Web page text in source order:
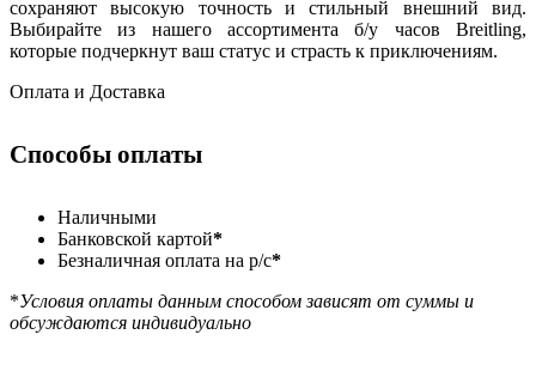
сохраняют высокую точность и стильный внешний вид.
Выбирайте из нашего ассортимента б/у часов Breitling,
которые подчеркнут ваш статус и страсть к приключениям.
Оплата и Доставка
Способы оплаты
Наличными
Банковской картой*
Безналичная оплата на р/с*
*Условия оплаты данным способом зависят от суммы и
обсуждаются индивидуально